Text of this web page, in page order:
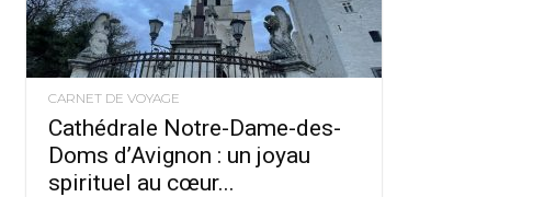
CARNET DE VOYAGE
Cathédrale Notre-Dame-des-
Doms d’Avignon : un joyau
spirituel au cœur...